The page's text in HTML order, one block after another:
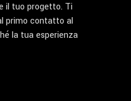
il tuo progetto. Ti
primo contatto al
la tua esperienza